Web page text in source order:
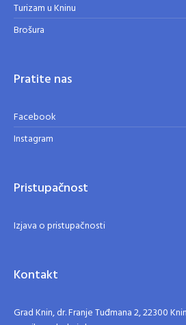
Turizam u Kninu
Brošura
Pratite nas
Facebook
Instagram
Pristupačnost
Izjava o pristupačnosti
Kontakt
Grad Knin, dr. Franje Tuđmana 2, 22300